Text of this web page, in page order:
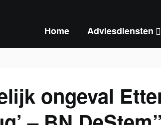
Home Adviesdiensten
ongeval